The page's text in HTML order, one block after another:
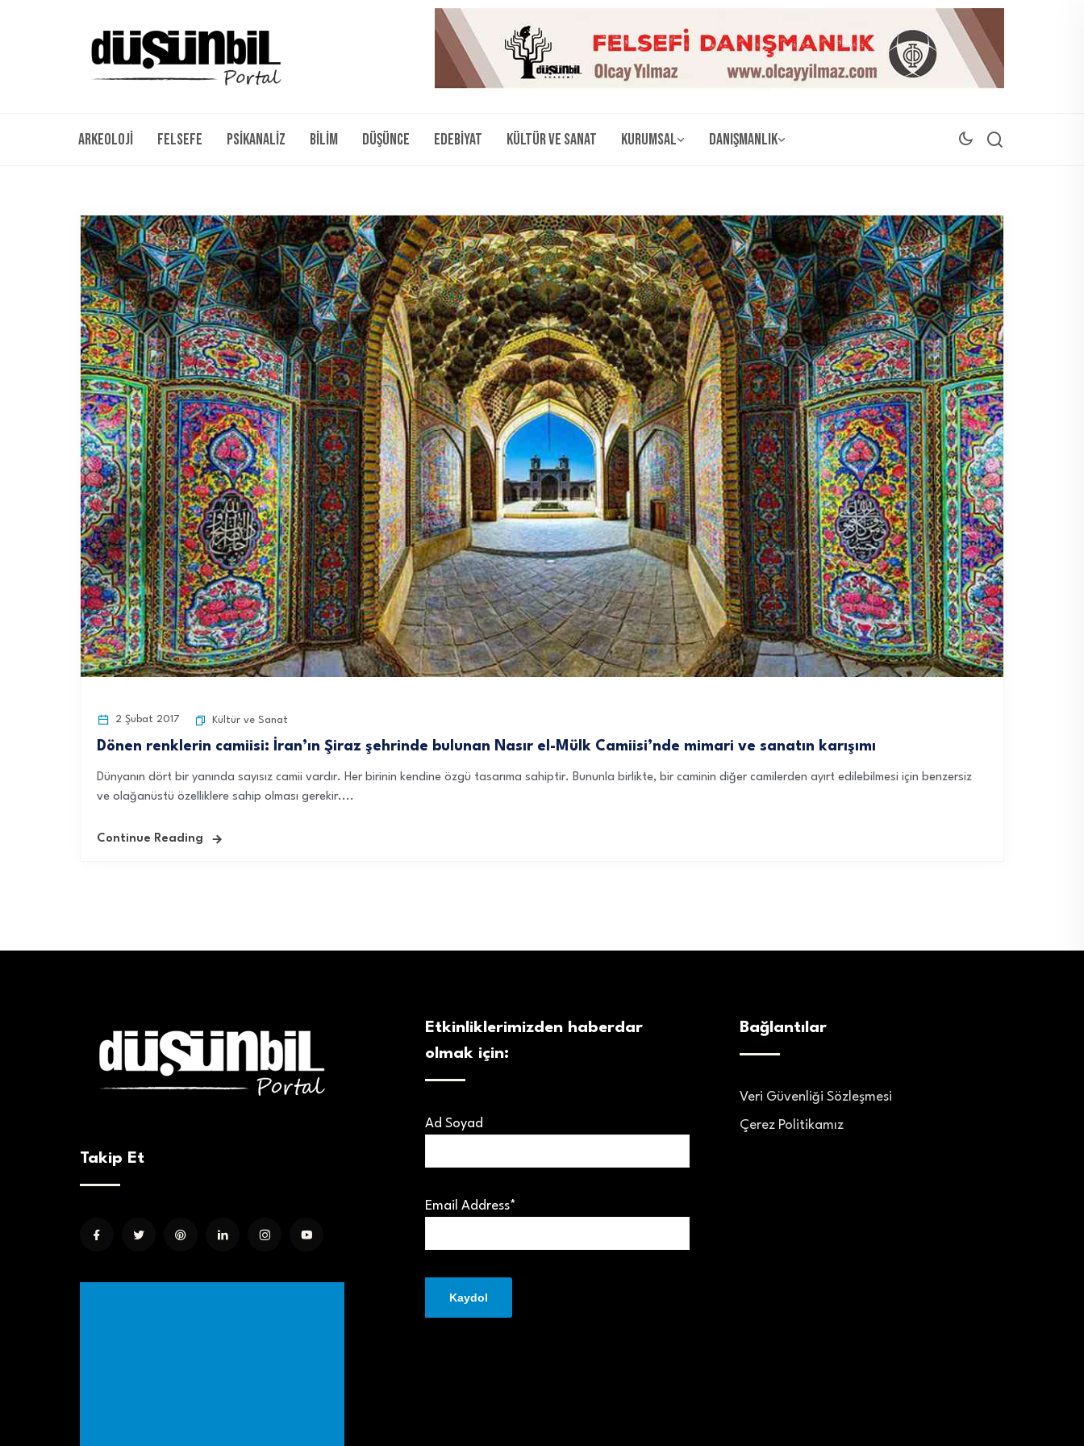
Arkeoloji Felsefe Psikanaliz Bilim Düşünce Edebiyat Kültür ve Sanat Kurumsal Danışmanlık
2 Şubat 2017 Kültür ve Sanat
Dönen renklerin camiisi: İran’ın Şiraz şehrinde bulunan Nasır el-Mülk Camiisi’nde mimari ve sanatın karışımı
Dünyanın dört bir yanında sayısız camii vardır. Her birinin kendine özgü tasarıma sahiptir. Bununla birlikte, bir caminin diğer camilerden ayırt edilebilmesi için benzersiz
ve olağanüstü özelliklere sahip olması gerekir....
Continue Reading
Takip Et
Etkinliklerimizden haberdar
olmak için:
Ad Soyad
Email Address*
Bağlantılar
Veri Güvenliği Sözleşmesi
Çerez Politikamız